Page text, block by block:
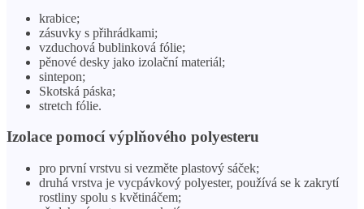
krabice;
zásuvky s přihrádkami;
vzduchová bublinková fólie;
pěnové desky jako izolační materiál;
sintepon;
Skotská páska;
stretch fólie.
Izolace pomocí výplňového polyesteru
pro první vrstvu si vezměte plastový sáček;
druhá vrstva je vycpávkový polyester, používá se k zakrytí
rostliny spolu s květináčem;